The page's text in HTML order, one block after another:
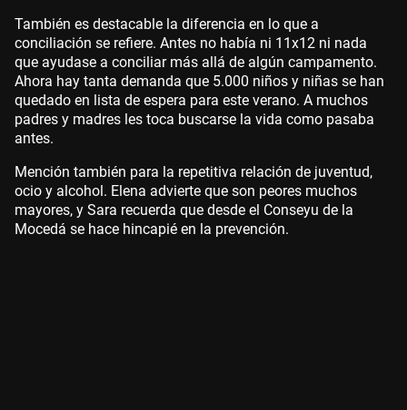
También es destacable la diferencia en lo que a
conciliación se refiere. Antes no había ni 11x12 ni nada
que ayudase a conciliar más allá de algún campamento.
Ahora hay tanta demanda que 5.000 niños y niñas se han
quedado en lista de espera para este verano. A muchos
padres y madres les toca buscarse la vida como pasaba
antes.
Mención también para la repetitiva relación de juventud,
ocio y alcohol. Elena advierte que son peores muchos
mayores, y Sara recuerda que desde el Conseyu de la
Mocedá se hace hincapié en la prevención.